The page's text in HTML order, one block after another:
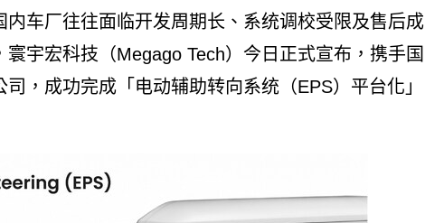
车厂往往面临开发周期长、系统调校受限及售后成
宇宏科技（Megago Tech）今日正式宣布，携手国
，成功完成「电动辅助转向系统（EPS）平台化」